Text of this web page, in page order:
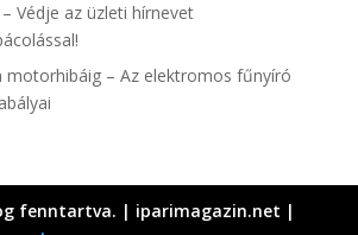
Védje az üzleti hírnevet
motorhibáig – Az elektromos fűnyíró
fenntartva. | iparimagazin.net |